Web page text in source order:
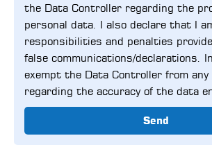
the Data Controller regarding the
personal data. I also declare that I
responsibilities and penalties
false communications/declarations.
exempt the Data Controller from
regarding the accuracy of the data
Send